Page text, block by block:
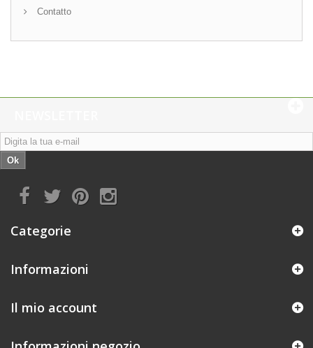
Contatto
Ok
Categorie
Informazioni
Il mio account